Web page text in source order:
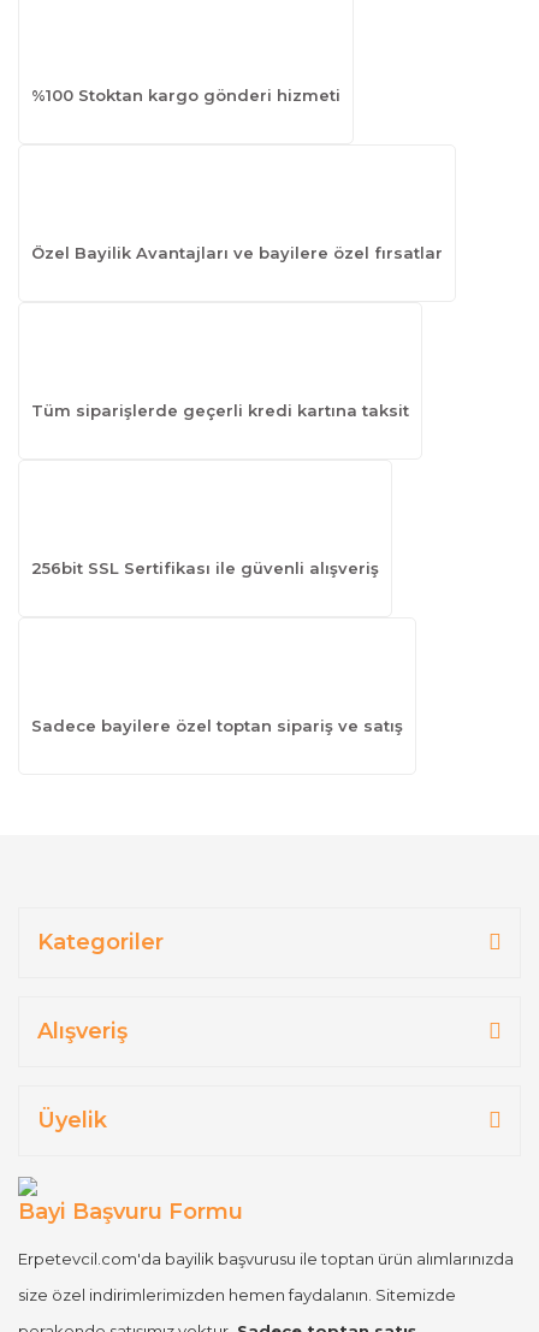
%100 Stoktan kargo gönderi hizmeti
Özel Bayilik Avantajları ve bayilere özel fırsatlar
Tüm siparişlerde geçerli kredi kartına taksit
256bit SSL Sertifikası ile güvenli alışveriş
Sadece bayilere özel toptan sipariş ve satış
Kategoriler
Alışveriş
Üyelik
Bayi Başvuru Formu
Erpetevcil.com'da bayilik başvurusu ile toptan ürün alımlarınızda
size özel indirimlerimizden hemen faydalanın. Sitemizde